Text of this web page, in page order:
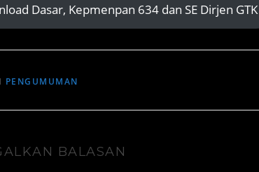
Dasar, Kepmenpan 634 dan SE Dirjen GTK
PENGUMUMAN
BALASAN